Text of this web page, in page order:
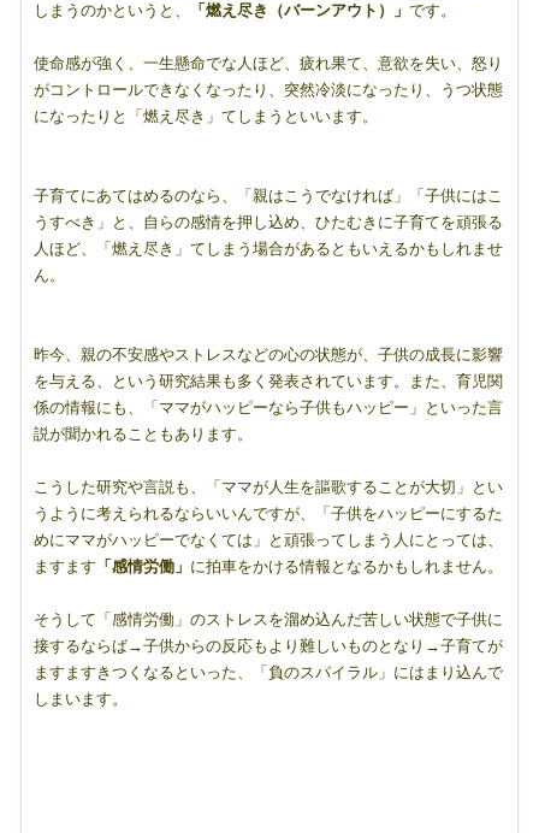
しまうのかというと、
「燃え尽き（バーンアウト）」 です。
使命感が強く、一生懸命でな人ほど、疲れ果て、意欲を失い、怒り
がコントロールできなくなったり、突然冷淡になったり、うつ状態
になったりと「燃え尽き」てしまうといいます。
子育てにあてはめるのなら、「親はこうでなければ」「子供にはこ
うすべき」と、自らの感情を押し込め、ひたむきに子育てを頑張る
人ほど、「燃え尽き」てしまう場合があるともいえるかもしれませ
ん。
昨今、親の不安感やストレスなどの心の状態が、子供の成長に影響
を与える、という研究結果も多く発表されています。また、育児関
係の情報にも、「ママがハッピーなら子供もハッピー」といった言
説が聞かれることもあります。
こうした研究や言説も、「ママが人生を謳歌することが大切」とい
うように考えられるならいいんですが、「子供をハッピーにするた
めにママがハッピーでなくては」と頑張ってしまう人にとっては、
ますます 「感情労働」 に拍車をかける情報となるかもしれません。
そうして「感情労働」のストレスを溜め込んだ苦しい状態で子供に
接するならば→子供からの反応もより難しいものとなり→子育てが
ますますきつくなるといった、「負のスパイラル」にはまり込んで
しまいます。